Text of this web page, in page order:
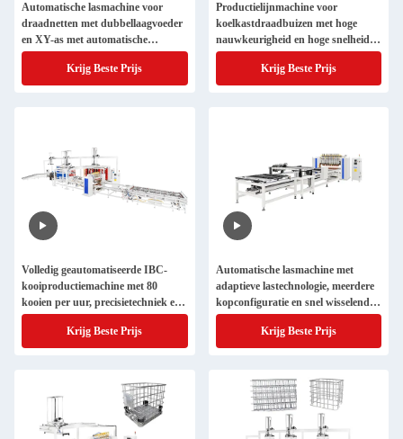
Automatische lasmachine voor
draadnetten met dubbellaagvoeder
en XY-as met automatische
beweging voor 1000 mm X 1000
mm lasbereikKrijg Beste Prijs
Productielijnmachine voor
koelkastdraadbuizen met hoge
nauwkeurigheid en hoge snelheid,
met aanpasbare breedte en lengte
Krijg Beste Prijs
Volledig geautomatiseerde IBC-
kooiproductiemachine met 80
kooien per uur, precisietechniek en
CE/CCC-certificering
Krijg Beste Prijs
Automatische lasmachine met
adaptieve lastechnologie, meerdere
kopconfiguratie en snel wisselend
klemsysteem
Krijg Beste Prijs